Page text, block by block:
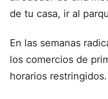
de tu casa, ir al
En las semanas
los comercios de
horarios restringidos.